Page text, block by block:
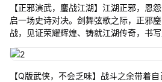
【正邪演武，鏖战江湖】江湖正邪，恩
启一场史诗对决。剑舞弦歌之际，正邪
战，见证荣耀辉煌、铸就江湖传奇，书写
【Q版武侠，不会乏味】战斗之余带着